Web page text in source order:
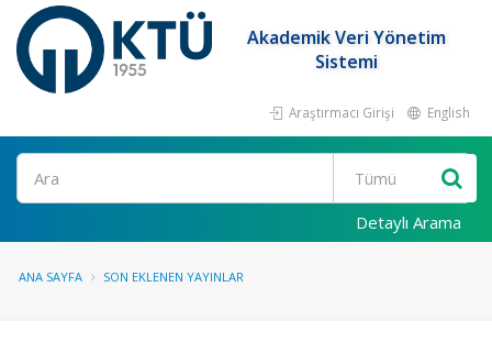
Akademik Veri Yönetim
Sistemi
Araştırmacı Girişi English
Ara
Detaylı Arama
ANA SAYFA SON EKLENEN YAYINLAR